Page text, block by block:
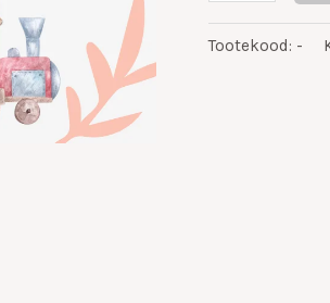
Tootekood: -